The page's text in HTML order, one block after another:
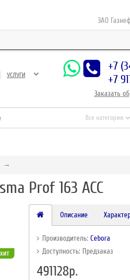
ЗАО
УСЛУГИ
+7
+7
Заказать
Все категории
Prof 163 ACC
хит
Описание
Производитель:Cebora
Доступность: Предзаказ
491128р.